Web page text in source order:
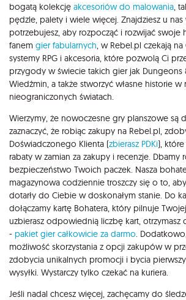
bogatą kolekcję akcesoriów do malowania,
pędzle, palety i wiele więcej. Znajdziesz u
potrzebujesz, aby rozpocząć i rozwijać swoje
fanem gier fabularnych, w Rebel.pl czekają
systemy RPG i akcesoria, które pozwolą Ci
przygody w świecie takich gier jak Dungeons
Wiedźmin, a także stworzyć własne historie
nieograniczonych światach.
Wierzymy, że nowoczesne gry planszowe są
zaznaczyć, że robiąc zakupy na Rebel.pl,
Doświadczonego Klienta (zbierasz PDKi),
rabaty w zamian za zakupy i recenzje. Dbamy
bezpieczeństwo Twoich paczek. Nasza
magazynowa codziennie troszczy się o to,
dotarły do Ciebie w doskonałym stanie. Do
dołączamy kartę Bohatera, który pilnuje
uzbierasz odpowiednią liczbę kart, otrzymasz
- pakiet gier całkowicie za darmo.
możliwość skorzystania z opcji zakupów w
zdobycia unikalnych promocji i bycia
wysyłki. Wystarczy tylko czekać na kuriera.
Jeśli nadal chcesz więcej, zachęcamy do